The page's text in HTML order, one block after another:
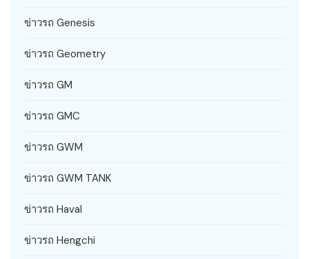
ข่าวรถ Genesis
ข่าวรถ Geometry
ข่าวรถ GM
ข่าวรถ GMC
ข่าวรถ GWM
ข่าวรถ GWM TANK
ข่าวรถ Haval
ข่าวรถ Hengchi